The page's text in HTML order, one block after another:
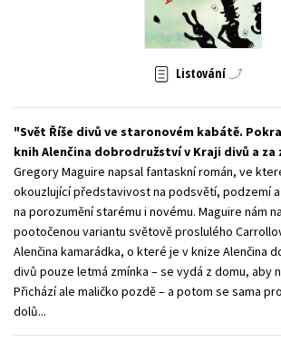
Zahraniční literatura
Všechny tituly
Listování
Svět Říše divů ve staronovém kabátě.
knih Alenčina dobrodružství v Kraji divů a za
Gregory Maguire napsal fantaskní román, ve
okouzlující představivost na podsvětí, podzemí
na porozumění starému i novému. Maguire nám
pootočenou variantu světově proslulého
Alenčina kamarádka, o které je v knize Alenčina
divů pouze letmá zmínka – se vydá z domu, aby
Přichází ale maličko pozdě – a potom se sama
dolů...